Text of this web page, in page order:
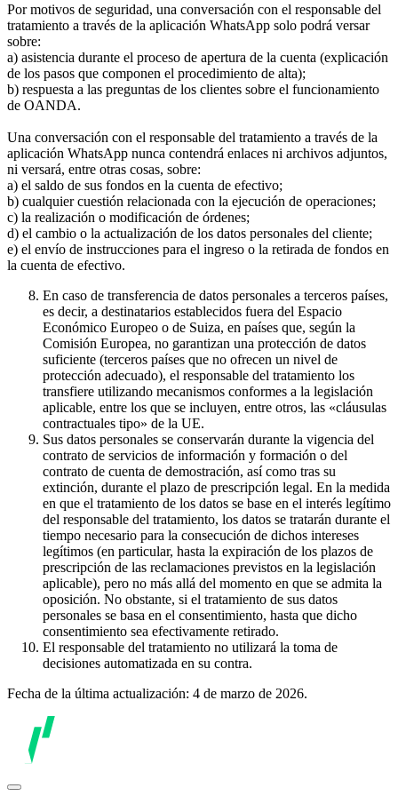
Por motivos de seguridad, una conversación con el responsable del
tratamiento a través de la aplicación WhatsApp solo podrá versar
sobre:
a) asistencia durante el proceso de apertura de la cuenta (explicación
de los pasos que componen el procedimiento de alta);
b) respuesta a las preguntas de los clientes sobre el funcionamiento
de OANDA.
Una conversación con el responsable del tratamiento a través de la
aplicación WhatsApp nunca contendrá enlaces ni archivos adjuntos,
ni versará, entre otras cosas, sobre:
a) el saldo de sus fondos en la cuenta de efectivo;
b) cualquier cuestión relacionada con la ejecución de operaciones;
c) la realización o modificación de órdenes;
d) el cambio o la actualización de los datos personales del cliente;
e) el envío de instrucciones para el ingreso o la retirada de fondos en
la cuenta de efectivo.
En caso de transferencia de datos personales a terceros países,
es decir, a destinatarios establecidos fuera del Espacio
Económico Europeo o de Suiza, en países que, según la
Comisión Europea, no garantizan una protección de datos
suficiente (terceros países que no ofrecen un nivel de
protección adecuado), el responsable del tratamiento los
transfiere utilizando mecanismos conformes a la legislación
aplicable, entre los que se incluyen, entre otros, las «cláusulas
contractuales tipo» de la UE.
Sus datos personales se conservarán durante la vigencia del
contrato de servicios de información y formación o del
contrato de cuenta de demostración, así como tras su
extinción, durante el plazo de prescripción legal. En la medida
en que el tratamiento de los datos se base en el interés legítimo
del responsable del tratamiento, los datos se tratarán durante el
tiempo necesario para la consecución de dichos intereses
legítimos (en particular, hasta la expiración de los plazos de
prescripción de las reclamaciones previstos en la legislación
aplicable), pero no más allá del momento en que se admita la
oposición. No obstante, si el tratamiento de sus datos
personales se basa en el consentimiento, hasta que dicho
consentimiento sea efectivamente retirado.
El responsable del tratamiento no utilizará la toma de
decisiones automatizada en su contra.
Fecha de la última actualización: 4 de marzo de 2026.